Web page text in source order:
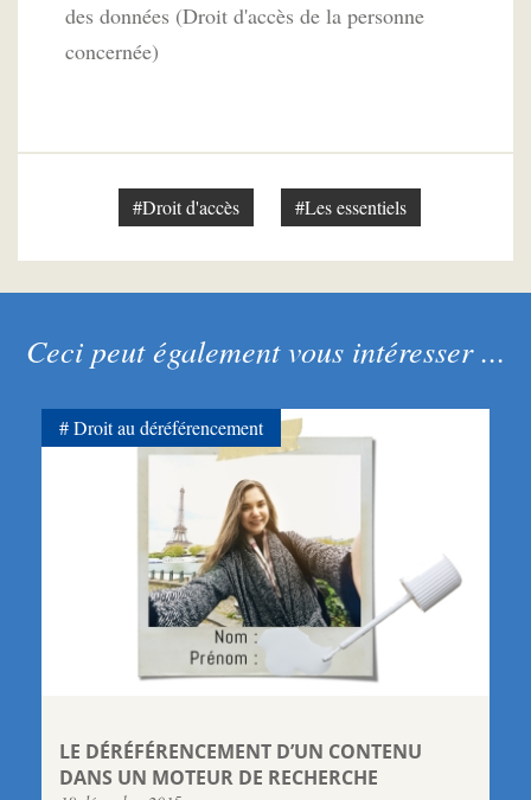
des données (Droit d'accès de la personne
concernée)
#Droit d'accès #Les essentiels
Ceci peut également vous intéresser ...
LE DÉRÉFÉRENCEMENT D’UN CONTENU
DANS UN MOTEUR DE RECHERCHE
Droit au déréférencement